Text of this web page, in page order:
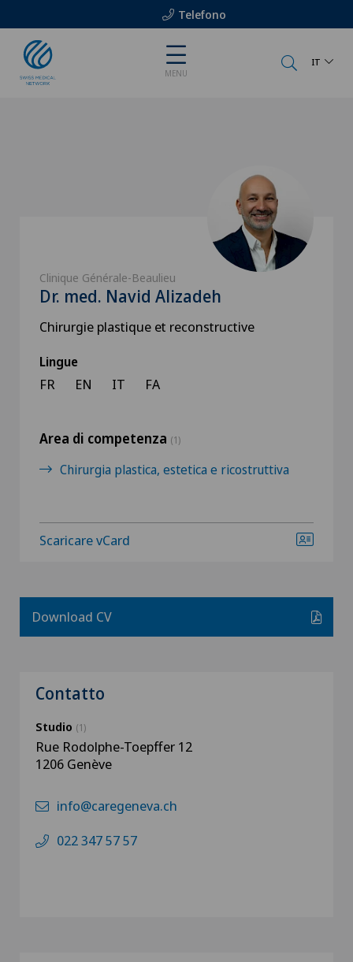
Telefono
MENU
IT
Clinique Générale-Beaulieu
Dr. med. Navid Alizadeh
Chirurgie plastique et reconstructive
Lingue
FR EN IT FA
Area di competenza (1)
Chirurgia plastica, estetica e ricostruttiva
Scaricare vCard
Download CV
Contatto
Studio (1)
Rue Rodolphe-Toepffer 12
1206 Genève
info@caregeneva.ch
022 347 57 57